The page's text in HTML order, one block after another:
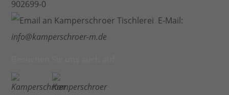
902699-0
E-Mail:
info@kamperschroer-m.de